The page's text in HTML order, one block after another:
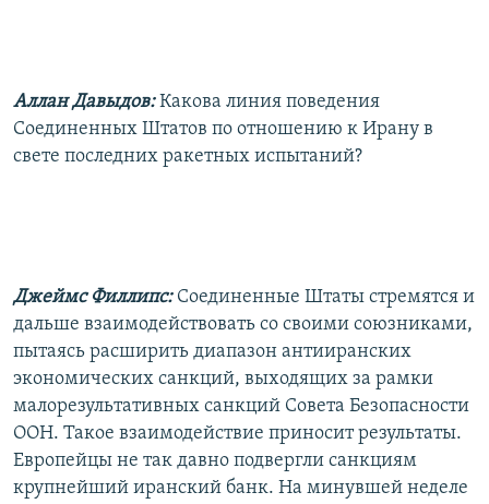
Аллан Давыдов:Какова линия поведения
Соединенных Штатов по отношению к Ирану в
свете последних ракетных испытаний?
Джеймс Филлипс: Соединенные Штаты стремятся и
дальше взаимодействовать со своими союзниками,
пытаясь расширить диапазон антииранских
экономических санкций, выходящих за рамки
малорезультативных санкций Совета Безопасности
ООН. Такое взаимодействие приносит результаты.
Европейцы не так давно подвергли санкциям
крупнейший иранский банк. На минувшей неделе